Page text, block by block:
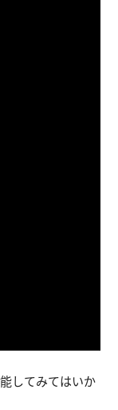
してみてはいか